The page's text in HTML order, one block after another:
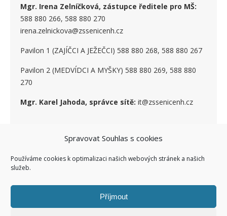
Spravovat Souhlas s cookies
Používáme cookies k optimalizaci našich webových stránek a našich
služeb.
Příjmout
Mgr. Irena Zelníčková, zástupce ředitele pro MŠ:
588 880 266, 588 880 270
irena.zelnickova@zssenicenh.cz
Pavilon 1 (ZAJÍČCI A JEŽEČCI) 588 880 268, 588 880 267
Pavilon 2 (MEDVÍDCI A MYŠKY) 588 880 269, 588 880
270
Mgr. Karel Jahoda, správce sítě: it@zssenicenh.cz
SOCIÁLNÍ SÍTĚ